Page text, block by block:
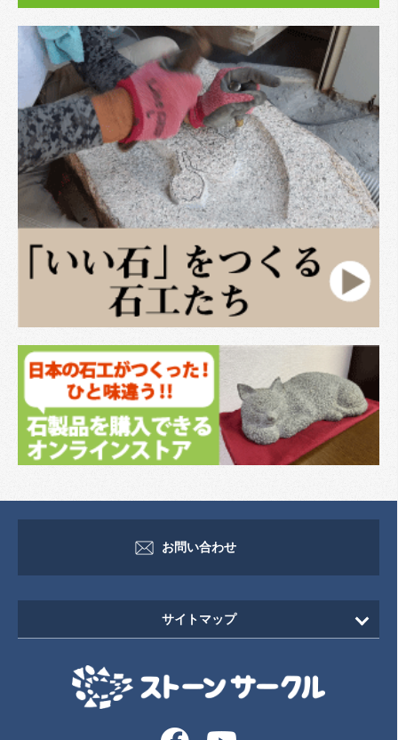
お問い合わせ
サイトマップ
HOME
新着情報
イベント・セミナー情報